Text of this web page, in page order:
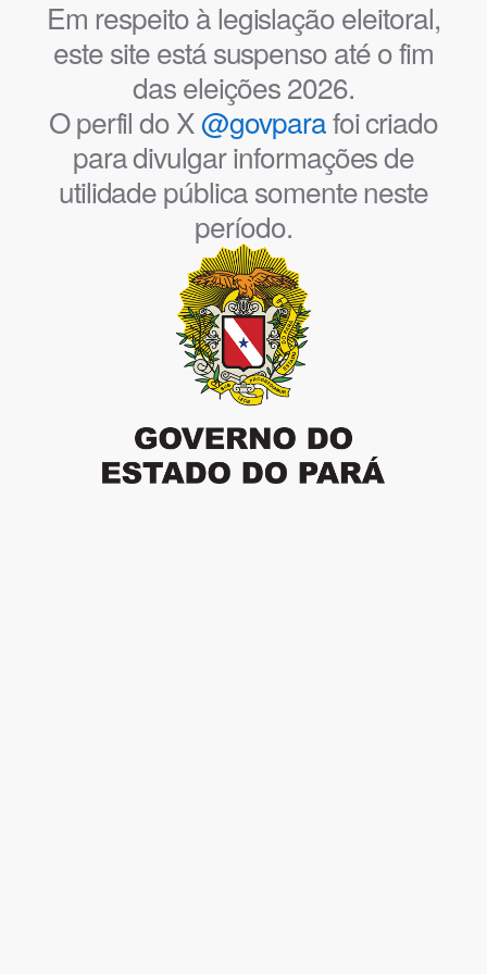
Em respeito à legislação eleitoral,
este site está suspenso até o fim
das eleições 2026.
O perfil do X@govparafoi criado
para divulgar informações de
utilidade pública somente neste
período.